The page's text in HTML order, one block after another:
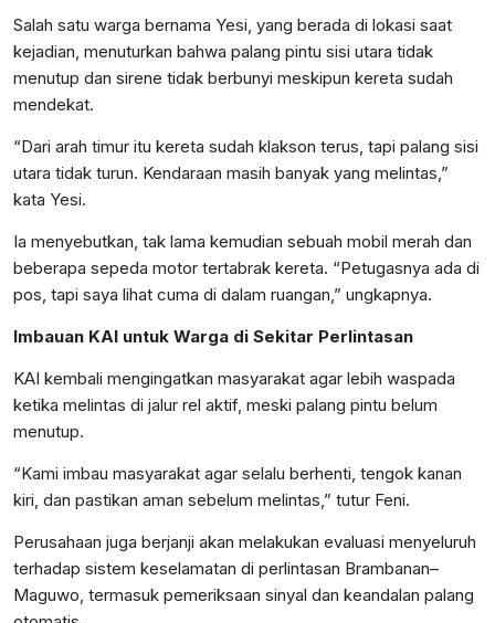
Salah satu warga bernama Yesi, yang berada di lokasi saat
kejadian, menuturkan bahwa palang pintu sisi utara tidak
menutup dan sirene tidak berbunyi meskipun kereta sudah
mendekat.
“Dari arah timur itu kereta sudah klakson terus, tapi palang sisi
utara tidak turun. Kendaraan masih banyak yang melintas,”
kata Yesi.
Ia menyebutkan, tak lama kemudian sebuah mobil merah dan
beberapa sepeda motor tertabrak kereta. “Petugasnya ada di
pos, tapi saya lihat cuma di dalam ruangan,” ungkapnya.
Imbauan KAI untuk Warga di Sekitar Perlintasan
KAI kembali mengingatkan masyarakat agar lebih waspada
ketika melintas di jalur rel aktif, meski palang pintu belum
menutup.
“Kami imbau masyarakat agar selalu berhenti, tengok kanan
kiri, dan pastikan aman sebelum melintas,” tutur Feni.
Perusahaan juga berjanji akan melakukan evaluasi menyeluruh
terhadap sistem keselamatan di perlintasan Brambanan–
Maguwo, termasuk pemeriksaan sinyal dan keandalan palang